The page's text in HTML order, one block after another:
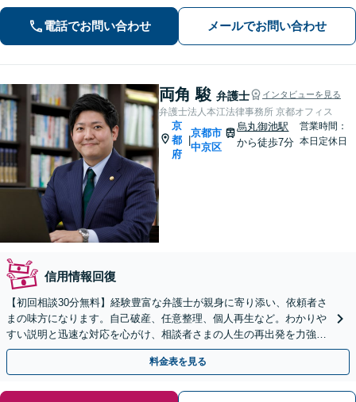
てはお任せください。【子連れ対応
可】【土日夜間対応】
電話でお問い合わせ メールでお問い合わせ
両角 駿 弁護士 インタビューを見る
弁護士法人本江法律事務所 京都オフィス
京
都
府
|
京都市
中京区
烏丸御池駅
から徒歩7分
営業時間：
本日定休日
信用情報回復
【初回相談30分無料】経験豊富な弁護士が親身に寄り添い、依頼者さ
まの味方になります。自己破産、任意整理、個人再生など。わかりや
すい説明と迅速な対応を心がけ、相談者さまの人生の再出発を力強く
応援いたします。
料金表を見る